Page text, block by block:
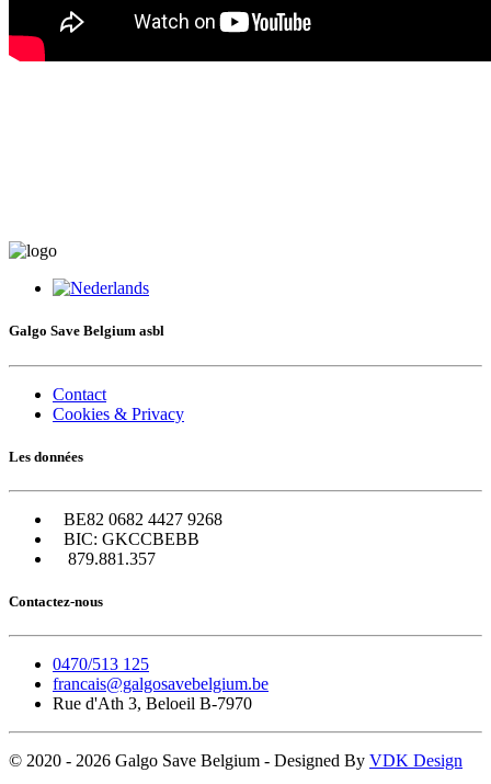
Galgo Save Belgium asbl
Contact
Cookies & Privacy
Les données
BE82 0682 4427 9268
BIC: GKCCBEBB
879.881.357
Contactez-nous
0470/513 125
francais@galgosavebelgium.be
Rue d'Ath 3, Beloeil B-7970
© 2020 - 2026 Galgo Save Belgium - Designed By VDK Design